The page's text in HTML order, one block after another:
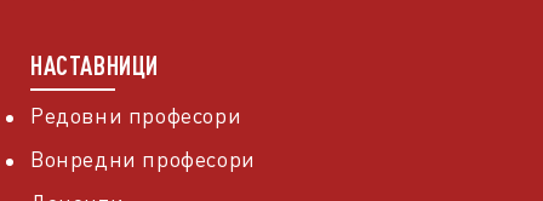
НАСТАВНИЦИ
Редовни професори
Вонредни професори